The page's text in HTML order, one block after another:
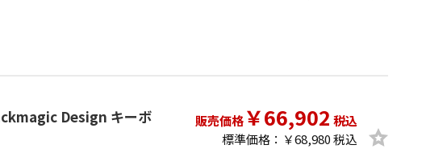
Design キーボ
販売価格￥66,902 税込
標準価格：￥68,980 税込